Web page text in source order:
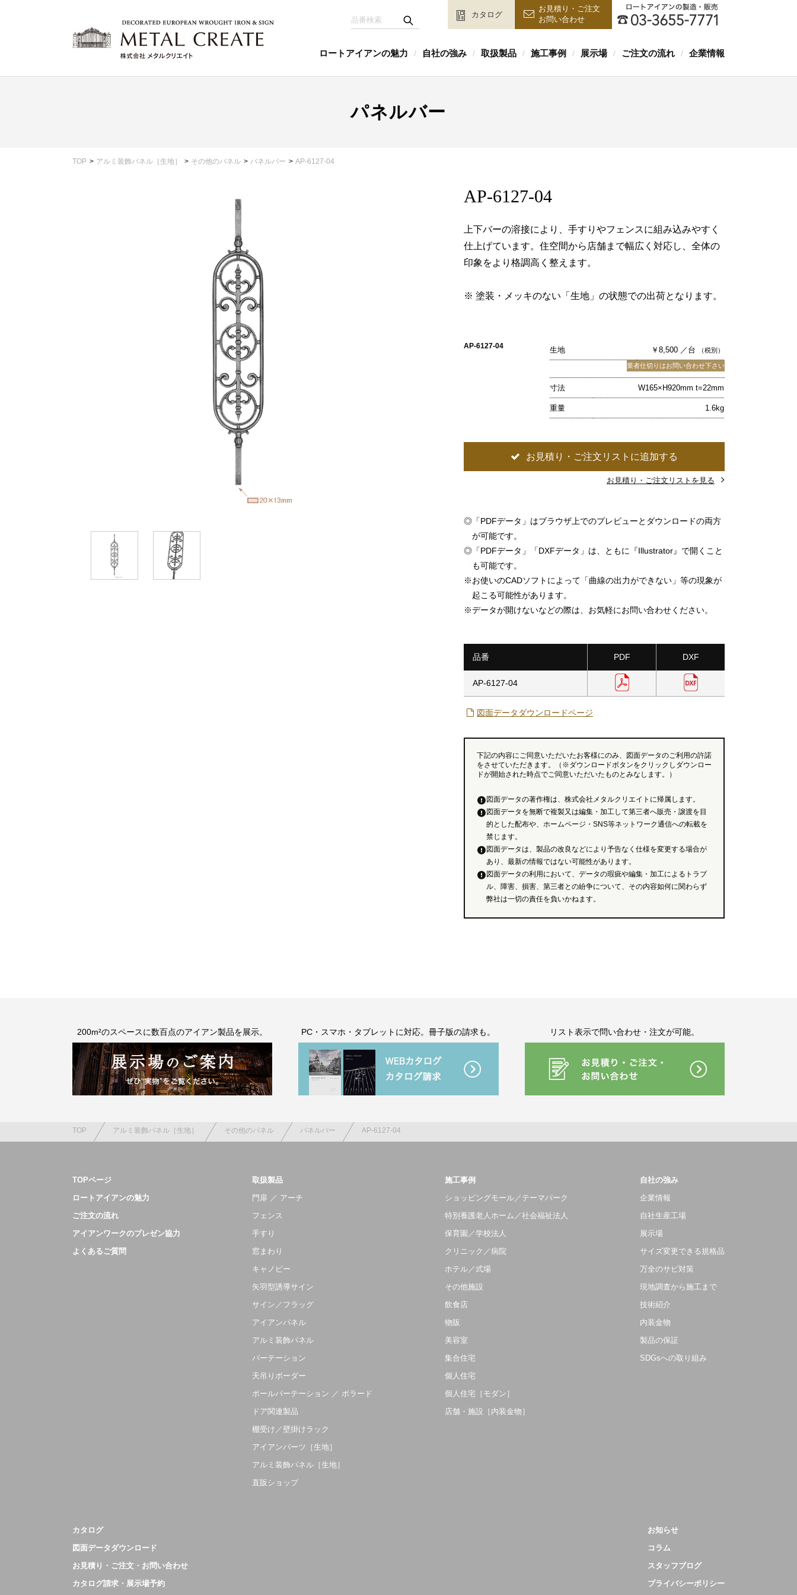
カタログ
お見積り・ご注文
お問い合わせ
ロートアイアンの魅力 / 自社の強み / 取扱製品 / 施工事例 / 展示場 / ご注文の流れ / 企業情報
パネルバー
TOP アルミ装飾パネル［生地］ その他のパネル パネルバー AP-6127-04
AP-6127-04
上下バーの溶接により、手すりやフェンスに組み込みやすく
仕上げています。住空間から店舗まで幅広く対応し、全体の
印象をより格調高く整えます。
※ 塗装・メッキのない「生地」の状態での出荷となります。
AP-6127-04 生地 ￥8,500 ／台 （税別）
業者仕切りはお問い合わせ下さい
寸法 W165×H920mm t=22mm
重量 1.6kg
お見積り・ご注文リストに追加する
お見積り・ご注文リストを見る
◎ 「PDFデータ」はブラウザ上でのプレビューとダウンロードの両方
が可能です。
◎ 「PDFデータ」「DXFデータ」は、ともに『Illustrator』で開くこと
も可能です。
※お使いのCADソフトによって「曲線の出力ができない」等の現象が
起こる可能性があります。
※データが開けないなどの際は、お気軽にお問い合わせください。
品番 PDF DXF
AP-6127-04
図面データダウンロードページ
下記の内容にご同意いただいたお客様にのみ、図面データのご利用の許諾
をさせていただきます。（※ダウンロードボタンをクリックしダウンロー
ドが開始された時点でご同意いただいたものとみなします。）
図面データの著作権は、株式会社メタルクリエイトに帰属します。
図面データを無断で複製又は編集・加工して第三者へ販売・譲渡を目
的とした配布や、ホームページ・SNS等ネットワーク通信への転載を
禁じます。
図面データは、製品の改良などにより予告なく仕様を変更する場合が
あり、最新の情報ではない可能性があります。
図面データの利用において、データの瑕疵や編集・加工によるトラブ
ル、障害、損害、第三者との紛争について、その内容如何に関わらず
弊社は一切の責任を負いかねます。
200m²のスペースに数百点のアイアン製品を展示。 PC・スマホ・タブレットに対応。冊子版の請求も。 リスト表示で問い合わせ・注文が可能。
TOP アルミ装飾パネル［生地］ その他のパネル パネルバー AP-6127-04
TOPページ
ロートアイアンの魅力
ご注文の流れ
アイアンワークのプレゼン協力
よくあるご質問
取扱製品
門扉 ／ アーチ
フェンス
手すり
窓まわり
キャノピー
矢羽型誘導サイン
サイン／フラッグ
アイアンパネル
アルミ装飾パネル
パーテーション
天吊りボーダー
ポールパーテーション ／ ボラード
ドア関連製品
棚受け／壁掛けラック
アイアンパーツ［生地］
アルミ装飾パネル［生地］
直販ショップ
施工事例
ショッピングモール／テーマパーク
特別養護老人ホーム／社会福祉法人
保育園／学校法人
クリニック／病院
ホテル／式場
その他施設
飲食店
物販
美容室
集合住宅
個人住宅
個人住宅［モダン］
店舗・施設［内装金物］
自社の強み
企業情報
自社生産工場
展示場
サイズ変更できる規格品
万全のサビ対策
現地調査から施工まで
技術紹介
内装金物
製品の保証
SDGsへの取り組み
カタログ
図面データダウンロード
お見積り・ご注文・お問い合わせ
カタログ請求・展示場予約
お知らせ
コラム
スタッフブログ
プライバシーポリシー